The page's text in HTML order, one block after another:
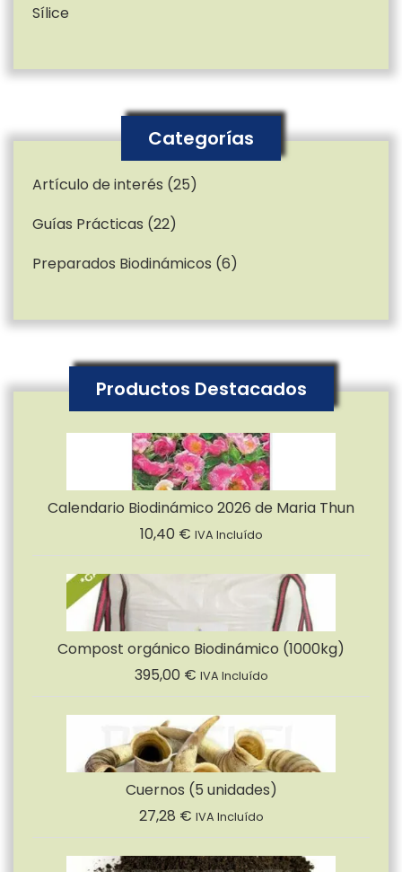
Sílice
Categorías
Artículo de interés (25)
Guías Prácticas (22)
Preparados Biodinámicos (6)
Productos Destacados
Calendario Biodinámico 2026 de Maria Thun
10,40 € IVA Incluído
Compost orgánico Biodinámico (1000kg)
395,00 € IVA Incluído
Cuernos (5 unidades)
27,28 € IVA Incluído